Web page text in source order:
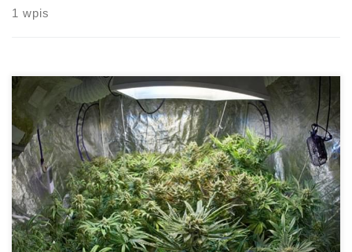
1 wpis
Dowiedz się na co musisz zwracać uwagę przy instalacji
filtrów węglowych i wentylatorów niezawodnego systemu,
aby zakamuflować zapach roślin konopi. Do budowy takiej
instalacji wentylacyjnej nie ominiesz filtru z węgla
aktywnego. Wszystkie produkty, które obiecują
zakamuflowanie zapachu można roztrzaskać o kant tyłka.
Oto kilka porad, czego szukać, aby naprawdę pozbyć […]